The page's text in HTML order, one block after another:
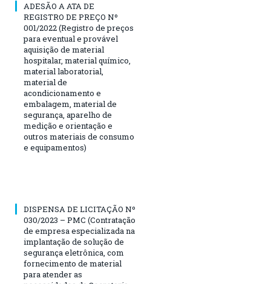
ADESÃO A ATA DE
REGISTRO DE PREÇO Nº
001/2022 (Registro de preços
para eventual e provável
aquisição de material
hospitalar, material químico,
material laboratorial,
material de
acondicionamento e
embalagem, material de
segurança, aparelho de
medição e orientação e
outros materiais de consumo
e equipamentos)
DISPENSA DE LICITAÇÃO Nº
030/2023 – PMC (Contratação
de empresa especializada na
implantação de solução de
segurança eletrônica, com
fornecimento de material
para atender as